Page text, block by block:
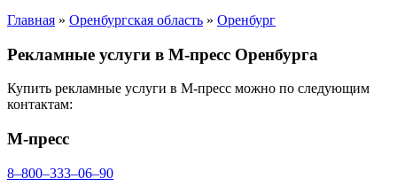
Главная » Оренбургская область » Оренбург
Рекламные услуги в М-пресс Оренбурга
Купить рекламные услуги в М-пресс можно по следующим
контактам:
М-пресс
8‒800‒333‒06‒90